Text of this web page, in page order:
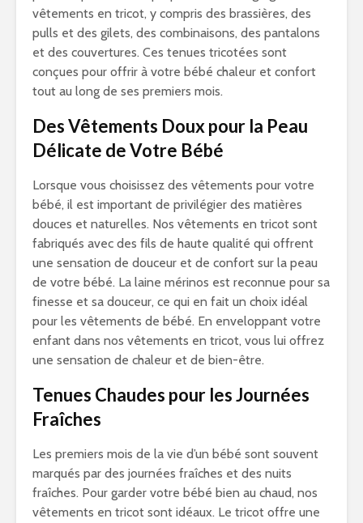
vêtements en tricot, y compris des brassières, des
pulls et des gilets, des combinaisons, des pantalons
et des couvertures. Ces tenues tricotées sont
conçues pour offrir à votre bébé chaleur et confort
tout au long de ses premiers mois.
Des Vêtements Doux pour la Peau
Délicate de Votre Bébé
Lorsque vous choisissez des vêtements pour votre
bébé, il est important de privilégier des matières
douces et naturelles. Nos vêtements en tricot sont
fabriqués avec des fils de haute qualité qui offrent
une sensation de douceur et de confort sur la peau
de votre bébé. La laine mérinos est reconnue pour sa
finesse et sa douceur, ce qui en fait un choix idéal
pour les vêtements de bébé. En enveloppant votre
enfant dans nos vêtements en tricot, vous lui offrez
une sensation de chaleur et de bien-être.
Tenues Chaudes pour les Journées
Fraîches
Les premiers mois de la vie d’un bébé sont souvent
marqués par des journées fraîches et des nuits
fraîches. Pour garder votre bébé bien au chaud, nos
vêtements en tricot sont idéaux. Le tricot offre une